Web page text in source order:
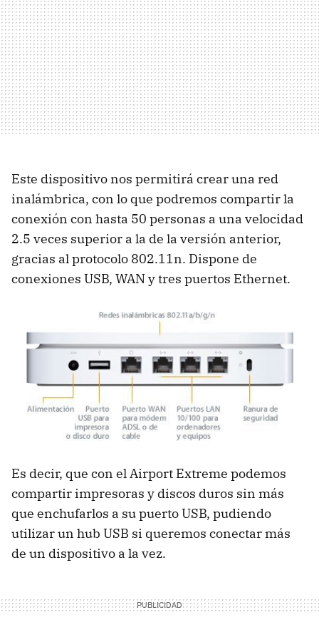
Este dispositivo nos permitirá crear una red
inalámbrica, con lo que podremos compartir la
conexión con hasta 50 personas a una velocidad
2.5 veces superior a la de la versión anterior,
gracias al protocolo 802.11n. Dispone de
conexiones USB, WAN y tres puertos Ethernet.
Es decir, que con el Airport Extreme podemos
compartir impresoras y discos duros sin más
que enchufarlos a su puerto USB, pudiendo
utilizar un hub USB si queremos conectar más
de un dispositivo a la vez.